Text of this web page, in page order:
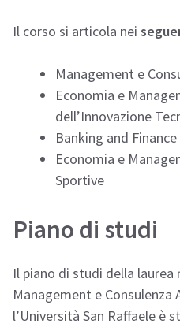
Il corso si articola nei
Management e
Economia e
dell’Innovazione
Banking and Finance
Economia e
Sportive
Piano di studi
Il piano di studi della laurea
Management e Consulenza
l’Università San Raffaele è